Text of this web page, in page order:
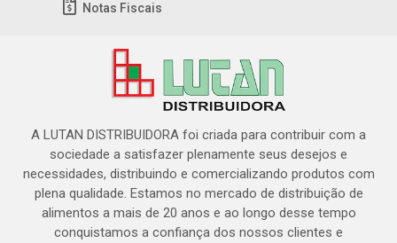
Notas Fiscais
A LUTAN DISTRIBUIDORA foi criada para contribuir com a
sociedade a satisfazer plenamente seus desejos e
necessidades, distribuindo e comercializando produtos com
plena qualidade. Estamos no mercado de distribuição de
alimentos a mais de 20 anos e ao longo desse tempo
conquistamos a confiança dos nossos clientes e